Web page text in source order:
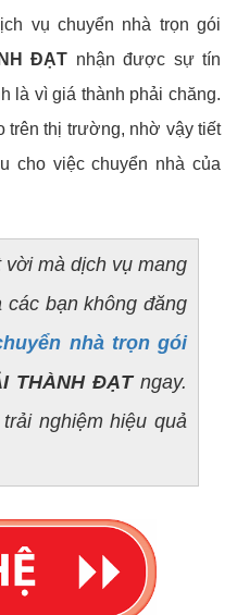
vụ chuyển nhà trọn gói
ĐẠT nhận được sự tín
là vì giá thành phải chăng.
trên thị trường, nhờ vậy tiết
cho việc chuyển nhà của
mà dịch vụ mang
bạn không đăng
nhà trọn gói
THÀNH ĐẠTngay.
nghiệm hiệu quả